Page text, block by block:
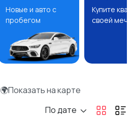
Новые и авто с
пробегом
Купите
своей
🌍Показать на карте
По дате